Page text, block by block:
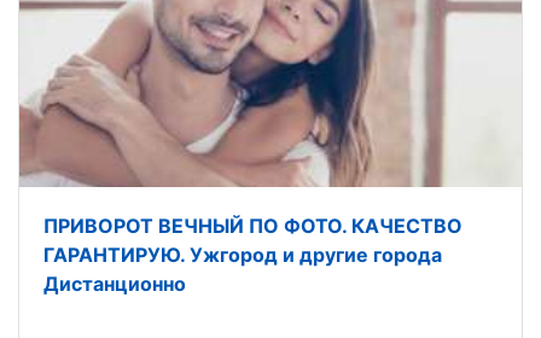
ПРИВОРОТ ВЕЧНЫЙ ПО ФОТО. КАЧЕСТВО
ГАРАНТИРУЮ. Ужгород и другие города
Дистанционно